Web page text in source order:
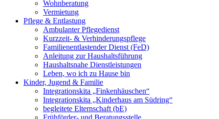
Wohnberatung
Vermietung
Pflege & Entlastung
Ambulanter Pflegedienst
Kurzzeit- & Verhinderungspflege
Familienentlastender Dienst (FeD)
Anleitung zur Haushaltsführung
Haushaltsnahe Dienstleistungen
Leben, wo ich zu Hause bin
Kinder, Jugend & Familie
Integrationskita „Finkenhäuschen“
Integrationskita „Kinderhaus am Südring“
begleitete Elternschaft (bE)
Frühförder- und Beratungsstelle